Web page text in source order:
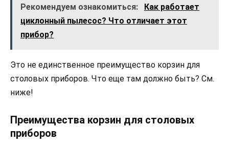
Рекомендуем ознакомиться:
Как работает
циклонный пылесос? Что отличает этот
прибор?
Это не единственное преимущество корзин для
столовых приборов. Что еще там должно быть? См.
ниже!
Преимущества корзин для столовых
приборов